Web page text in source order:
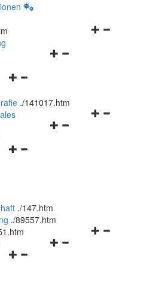
Navigationsmenü
Navigationsmenü
und
schließen
./141017.htm
Navigationsmenü
Navigationsmenü
./147.htm
./89557.htm
Navigationsmenü
Navigationsmenü